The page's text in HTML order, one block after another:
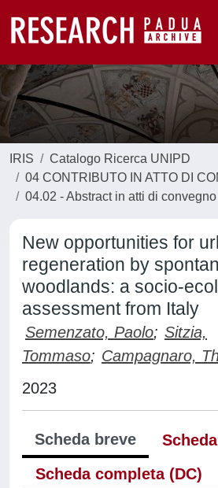
IRIS
Catalogo Ricerca UNIPD
04 CONTRIBUTO IN ATTO DI
04.02 - Abstract in atti di convegno
New opportunities for
regeneration by
woodlands: a socio-
assessment from Italy
Semenzato, Paolo; Sitzia,
Tommaso; Campagnaro,
2023
Scheda breve
Scheda completa (DC)